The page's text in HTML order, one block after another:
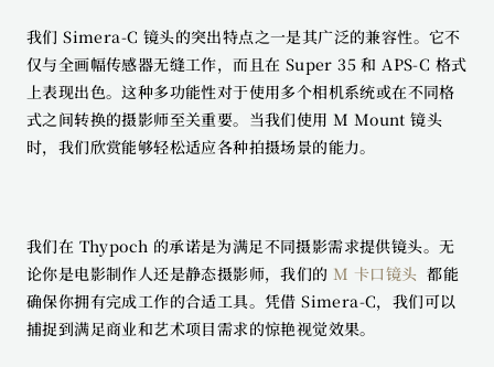
我们 Simera-C 镜头的突出特点之一是其广泛的兼容性。它不
仅与全画幅传感器无缝工作，而且在 Super 35 和 APS-C 格式
上表现出色。这种多功能性对于使用多个相机系统或在不同格
式之间转换的摄影师至关重要。当我们使用 M Mount 镜头
时，我们欣赏能够轻松适应各种拍摄场景的能力。
我们在 Thypoch 的承诺是为满足不同摄影需求提供镜头。无
论你是电影制作人还是静态摄影师，我们的 M 卡口镜头 都能
确保你拥有完成工作的合适工具。凭借 Simera-C，我们可以
捕捉到满足商业和艺术项目需求的惊艳视觉效果。